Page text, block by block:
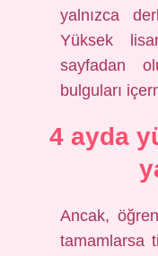
yalnızca
Yüksek
sayfadan
bulguları
4 ayda
Ancak,
tamamlarsa